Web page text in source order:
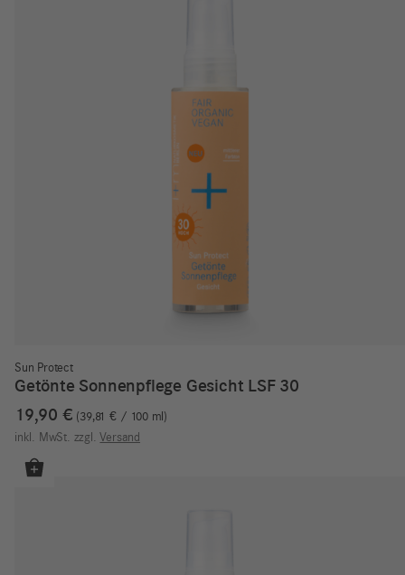
Sun Protect
Getönte Sonnenpflege Gesicht LSF 30
19,90 € 39,81€/ 100 ml
inkl. MwSt. zzgl. Versand